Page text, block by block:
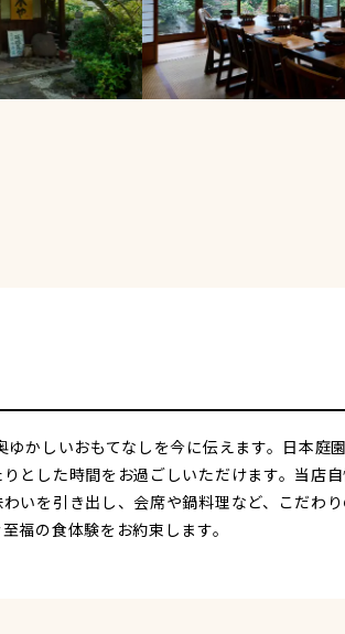
かしいおもてなしを今に伝えます。日本庭
とした時間をお過ごしいただけます。当店
いを引き出し、会席や鍋料理など、こだわ
福の食体験をお約束します。